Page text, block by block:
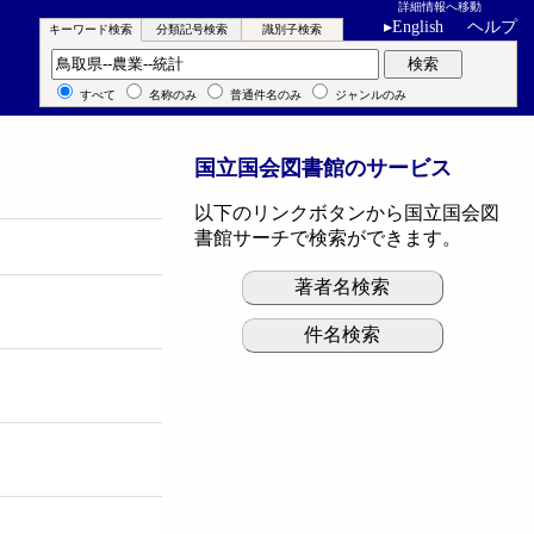
詳細情報へ移動
▸English ヘルプ
キーワード検索 分類記号検索 識別子検索
キーワード検索 検索
すべて 名称のみ 普通件名のみ ジャンルのみ
国立国会図書館のサービス
以下のリンクボタンから国立国会図
書館サーチで検索ができます。
著者名検索
件名検索